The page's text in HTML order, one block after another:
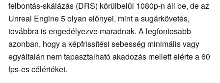
felbontás-skálázás (DRS) körülbelül 1080p-n áll be, de az
Unreal Engine 5 olyan előnyei, mint a sugárkövetés,
továbbra is engedélyezve maradnak. A legfontosabb
azonban, hogy a képfrissítési sebesség minimális vagy
egyáltalán nem tapasztalható akadozás mellett elérte a 60
fps-es célértéket.